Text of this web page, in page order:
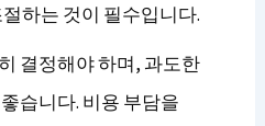
하는 것이 필수입니다.
결정해야 하며, 과도한
습니다. 비용 부담을